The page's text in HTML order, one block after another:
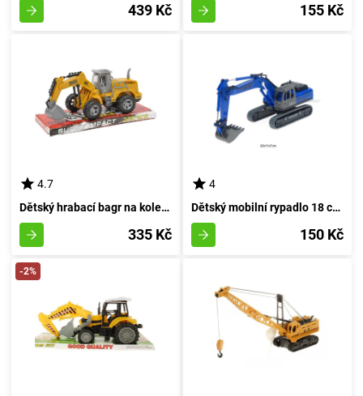
439 Kč 155 Kč
4.7
Dětský hrabací bagr na kolečkách
335 Kč
4
Dětský mobilní rypadlo 18 cm - rudá
150 Kč
-2%